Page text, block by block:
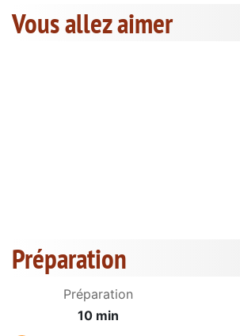
Vous allez aimer
Préparation
Préparation
10 min